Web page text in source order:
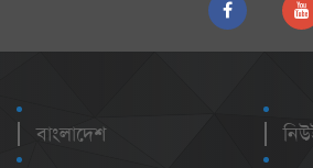
বাংলাদেশ